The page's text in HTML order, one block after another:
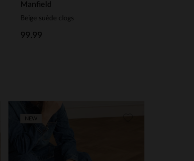
Manfield
Beige suède clogs
99.99